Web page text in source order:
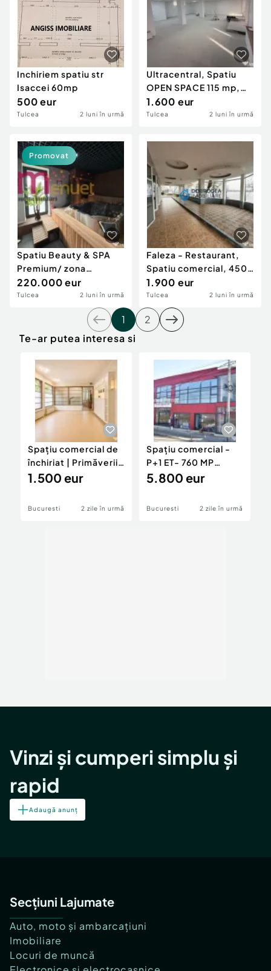
Inchiriem spatiu str
Isaccei 60mp
500 eur
Tulcea 2 luni în urmă
Ultracentral, Spatiu
OPEN SPACE 115 mp,
vad pietonal si auto
1.600 eur
Tulcea 2 luni în urmă
Spatiu Beauty & SPA
Premium/ zona
Centrala-113mp/
Sauna,Jacuzzi,Terasa
220.000 eur
Tulcea 2 luni în urmă
Promovat
Faleza - Restaurant,
Spatiu comercial, 450
mp utili, terasa
1.900 eur
Tulcea 2 luni în urmă
1
2
Te-ar putea interesa si
Spațiu comercial de
închiriat | Primăverii
– Jean Mo...
1.500 eur
Bucuresti 2 zile în urmă
Spațiu comercial -
P+1 ET- 760 MP
|Colentina-Activitati
5.800 eur
Bucuresti 2 zile în urmă
Vinzi și cumperi simplu și
rapid
Adaugă anunț
Secțiuni Lajumate
Auto, moto și ambarcațiuni
Imobiliare
Locuri de muncă